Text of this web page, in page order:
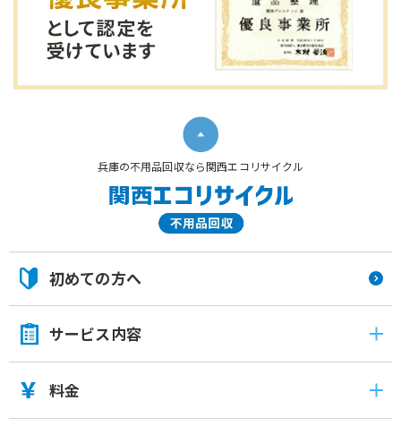
兵庫の不用品回収なら関西エコリサイクル
初めての方へ
サービス内容
料金